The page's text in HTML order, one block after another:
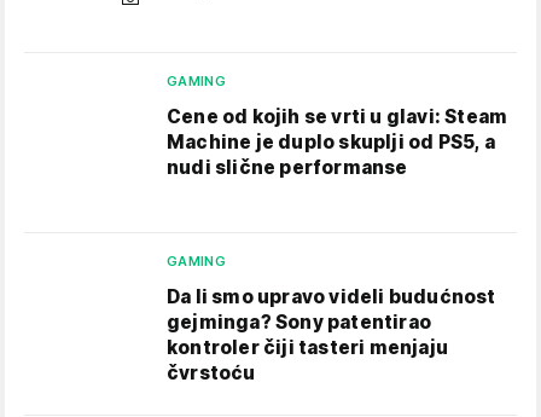
GAMING
Cene od kojih se vrti u glavi: Steam
Machine je duplo skuplji od PS5, a
nudi slične performanse
GAMING
Da li smo upravo videli budućnost
gejminga? Sony patentirao
kontroler čiji tasteri menjaju
čvrstoću